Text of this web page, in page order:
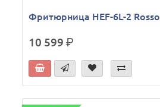
Фритюрница HEF-6L-2 Rosso
10 599р.